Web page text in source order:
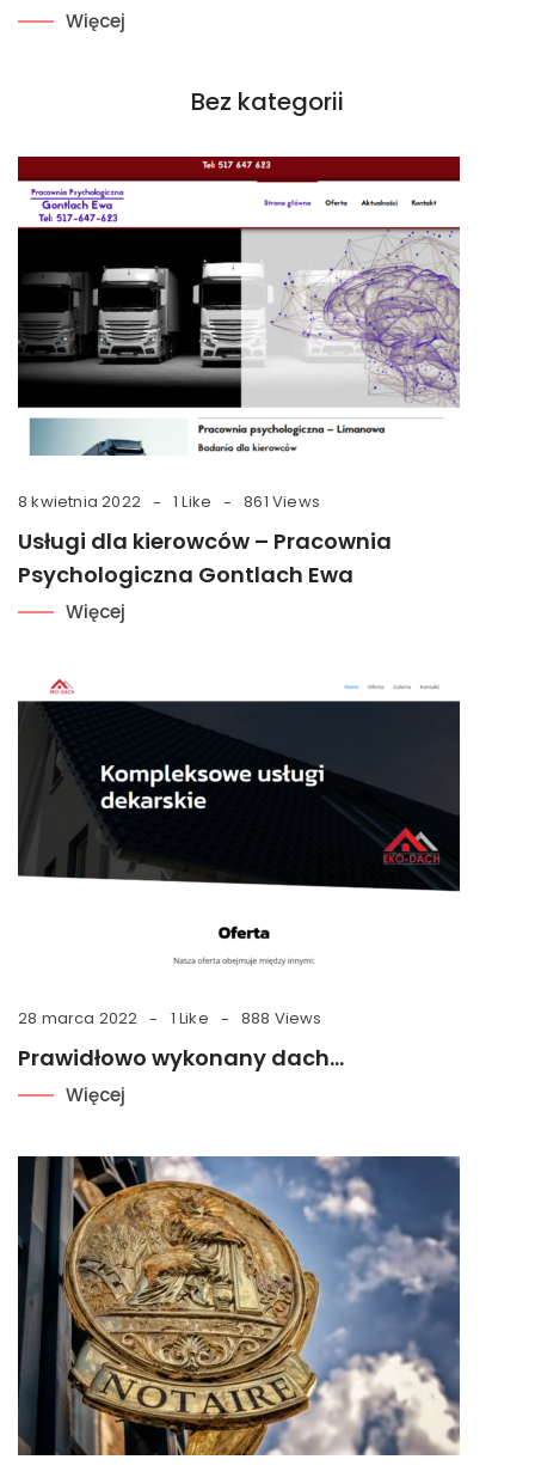
Więcej
Bez kategorii
8 kwietnia 2022 1 Like 861 Views
Usługi dla kierowców – Pracownia
Psychologiczna Gontlach Ewa
Więcej
28 marca 2022 1 Like 888 Views
Prawidłowo wykonany dach…
Więcej